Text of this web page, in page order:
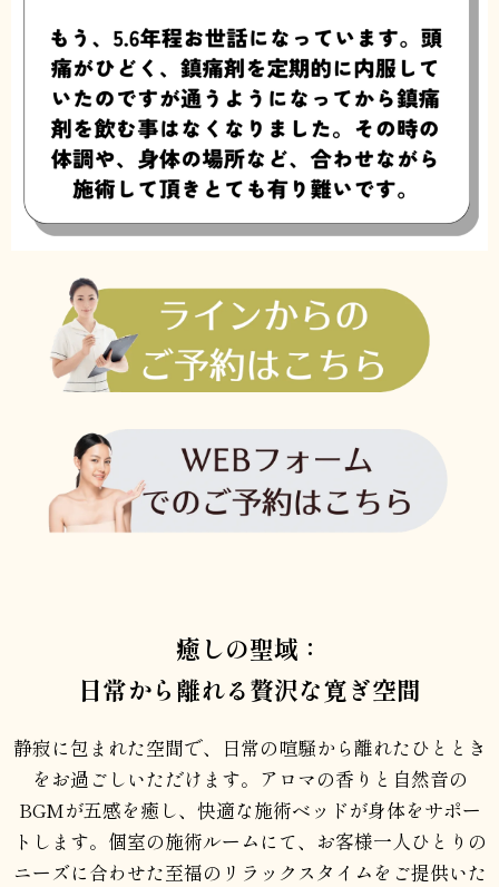
癒しの聖域：
日常から離れる贅沢な寛ぎ空間
静寂に包まれた空間で、日常の喧騒から離れたひととき
をお過ごしいただけます。アロマの香りと自然音の
BGMが五感を癒し、快適な施術ベッドが身体をサポー
トします。個室の施術ルームにて、お客様一人ひとりの
ニーズに合わせた至福のリラックスタイムをご提供いた